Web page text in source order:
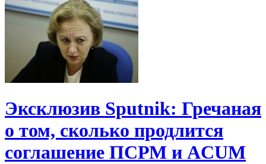
Эксклюзив Sputnik: Гречаная
о том, сколько продлится
соглашение ПСРМ и ACUM